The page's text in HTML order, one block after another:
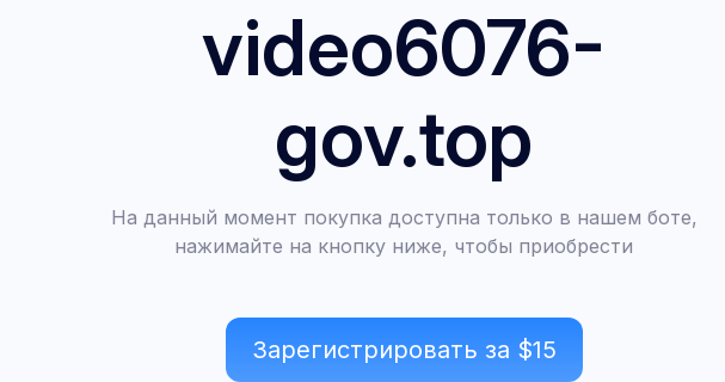
video6076-
gov.top
На данный момент покупка доступна только в нашем боте,
нажимайте на кнопку ниже, чтобы приобрести
Зарегистрировать за $15